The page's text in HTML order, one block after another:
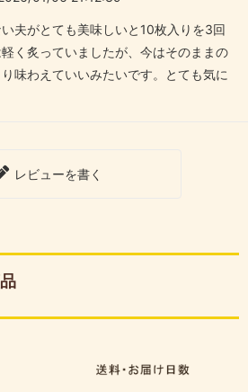
夫がとても美味しいと10枚入りを3回
く炙っていましたが、今はそのままの
味わえていいみたいです。とても気に
レビューを書く